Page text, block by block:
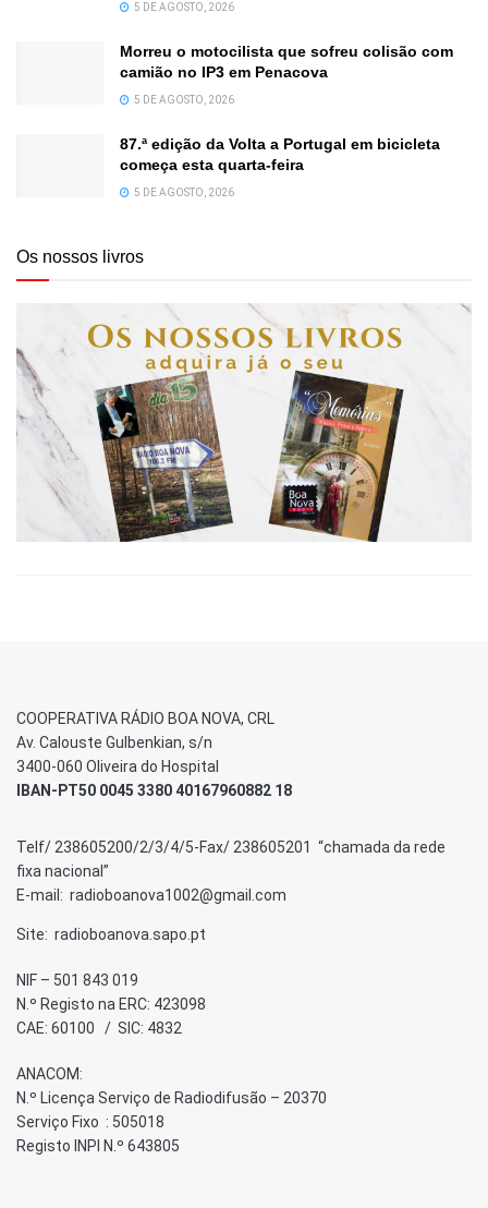
5 DE AGOSTO, 2026
Morreu o motocilista que sofreu colisão com
camião no IP3 em Penacova
5 DE AGOSTO, 2026
87.ª edição da Volta a Portugal em bicicleta
começa esta quarta-feira
5 DE AGOSTO, 2026
Os nossos livros
COOPERATIVA RÁDIO BOA NOVA, CRL
Av. Calouste Gulbenkian, s/n
3400-060 Oliveira do Hospital
IBAN-PT50 0045 3380 40167960882 18
Telf/ 238605200/2/3/4/5-Fax/ 238605201 “chamada da rede
fixa nacional”
E-mail: radioboanova1002@gmail.com
Site: radioboanova.sapo.pt
NIF – 501 843 019
N.º Registo na ERC: 423098
CAE: 60100 / SIC: 4832
ANACOM:
N.º Licença Serviço de Radiodifusão – 20370
Serviço Fixo : 505018
Registo INPI N.º 643805